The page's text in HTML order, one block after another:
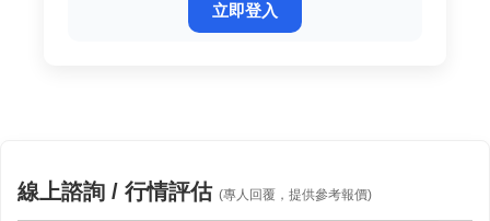
立即登入
線上諮詢 / 行情評估 (專人回覆，提供參考報價)